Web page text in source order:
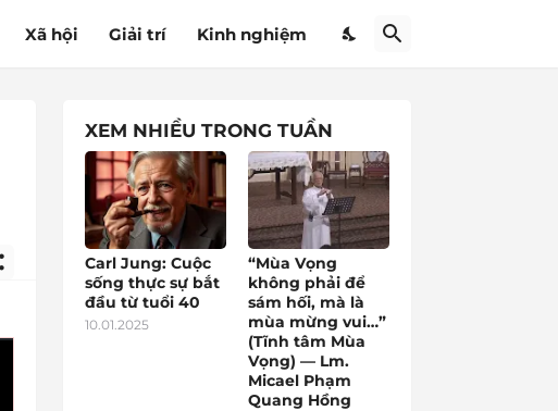
Xã hội Giải trí Kinh nghiệm
XEM NHIỀU TRONG TUẦN
Carl Jung: Cuộc
sống thực sự bắt
đầu từ tuổi 40
10.01.2025
“Mùa Vọng
không phải để
sám hối, mà là
mùa mừng vui…”
(Tĩnh tâm Mùa
Vọng) — Lm.
Micael Phạm
Quang Hồng